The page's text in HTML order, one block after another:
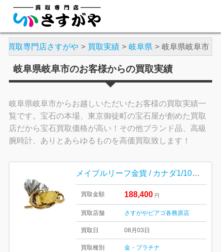
買取専門店さすがや 買取実績 岐阜県 岐阜県岐阜市
岐阜県岐阜市のお客様からの買取実績
岐阜県岐阜市からお越しいただいたお客様の買取実績一
覧です。宝石の本場、東京御徒町の宝石屋が創めた買取
店だから宝石買取価格が高い！その他ブランド品、高級
腕時計、ありとあらゆるものを高価買取致します！
メイプルリーフ金貨 / カナダ1/10オンス / 999.9 / 純金 / K18トップ枠 / 750刻印 / ネックレス / Pt900 / リング / 貴金属
買取金額 188,400 円
買取店舗 さすがやピアゴ各務原店
買取日 08月03日
買取種別 金・プラチナ